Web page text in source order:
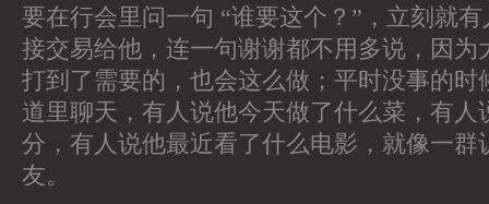
要在行会里问一句 “谁要这个？”，立刻就
接交易给他，连一句谢谢都不用多说，因为
打到了需要的，也会这么做；平时没事的时
道里聊天，有人说他今天做了什么菜，有人
分，有人说他最近看了什么电影，就像一群
友。